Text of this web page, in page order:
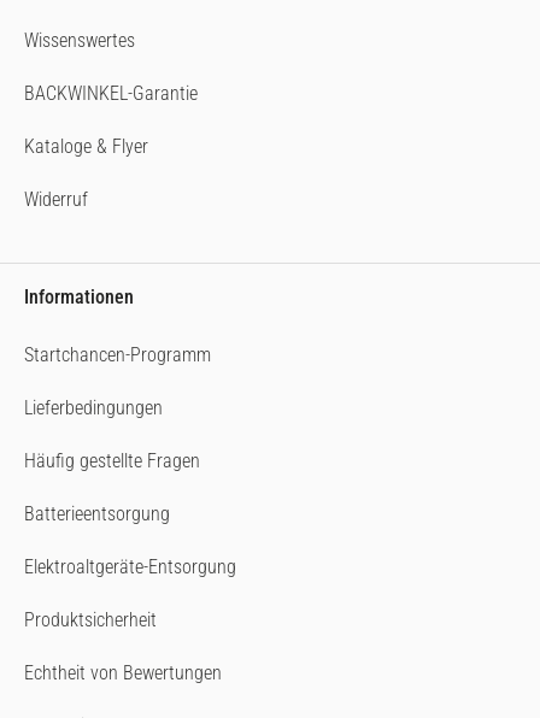
Wissenswertes
BACKWINKEL-Garantie
Kataloge & Flyer
Widerruf
Informationen
Startchancen-Programm
Lieferbedingungen
Häufig gestellte Fragen
Batterieentsorgung
Elektroaltgeräte-Entsorgung
Produktsicherheit
Echtheit von Bewertungen